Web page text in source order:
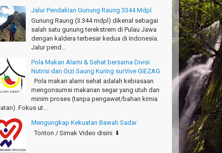
サイティングなツアー。ありがとう Arief
Osaka Japan
palace
- Fukusima Japan
Jalur Pendakian Gunung Raung 3344 Mdpl
Gunung Raung (3.344 mdpl) dikenal sebagai
salah satu gunung terekstrem di Pulau Jawa
dengan kaldera terbesar kedua di Indonesia.
Jalur pend...
Pola Makan Alami & Sehat bersama Divisi
Nutrisi dan Gizi Saung Kuring surVive GIEZAG
Pola makan alami sehat adalah kebiasaan
mengonsumsi makanan segar yang utuh dan
minim proses (tanpa pengawet/bahan kimia
Fokus ut...
Mengungkap Kekuatan Bawah Sadar
Tonton / Simak Video disini ⬇️